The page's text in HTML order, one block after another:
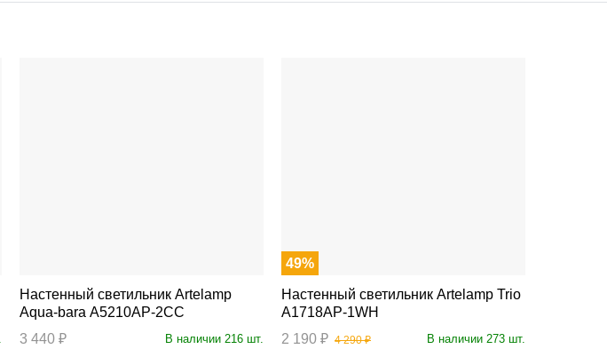
Настенный светильник Artelamp
Aqua-bara A5210AP-2CC
3 440 ₽
В наличии 216 шт.
49%
Настенный светильник Artelamp Trio
A1718AP-1WH
2 190 ₽
В наличии 273 шт.
4 290 ₽